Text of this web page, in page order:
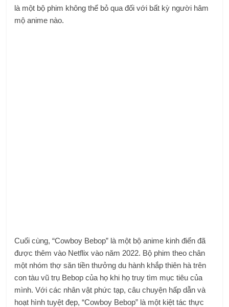
là một bộ phim không thể bỏ qua đối với bất kỳ người hâm
mộ anime nào.
Cuối cùng, “Cowboy Bebop” là một bộ anime kinh điển đã
được thêm vào Netflix vào năm 2022. Bộ phim theo chân
một nhóm thợ săn tiền thưởng du hành khắp thiên hà trên
con tàu vũ trụ Bebop của họ khi họ truy tìm mục tiêu của
mình. Với các nhân vật phức tạp, câu chuyện hấp dẫn và
hoạt hình tuyệt đẹp, “Cowboy Bebop” là một kiệt tác thực